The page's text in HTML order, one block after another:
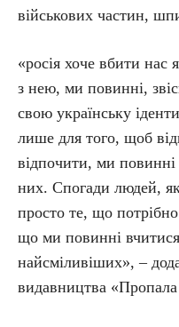
військових частин,
«росія хоче вбити нас
з нею, ми повинні,
свою українську
лише для того, щоб
відпочити, ми
них. Спогади людей,
просто те, що
що ми повинні
найсміливіших», –
видавництва «Пропала